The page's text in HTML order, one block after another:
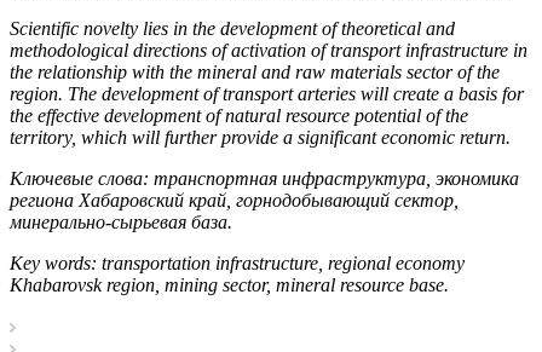
Scientific novelty lies in the development of theoretical and
methodological directions of activation of transport infrastructure in
the relationship with the mineral and raw materials sector of the
region. The development of transport arteries will create a basis for
the effective development of natural resource potential of the
territory, which will further provide a significant economic return.
Ключевые слова: транспортная инфраструктура, экономика
региона Хабаровский край, горнодобывающий сектор,
минерально-сырьевая база.
Key words: transportation infrastructure, regional economy
Khabarovsk region, mining sector, mineral resource base.